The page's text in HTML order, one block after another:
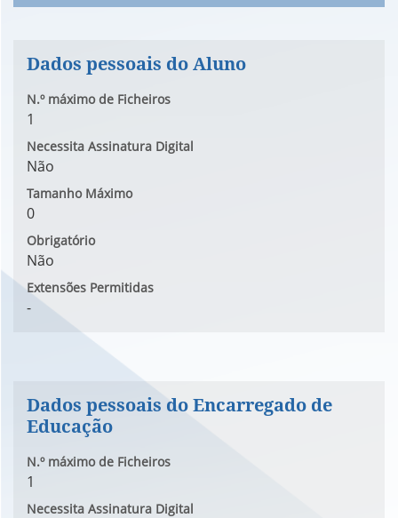
Dados pessoais do Aluno
N.º máximo de Ficheiros
1
Necessita Assinatura Digital
Não
Tamanho Máximo
0
Obrigatório
Não
Extensões Permitidas
-
Dados pessoais do Encarregado de
Educação
N.º máximo de Ficheiros
1
Necessita Assinatura Digital